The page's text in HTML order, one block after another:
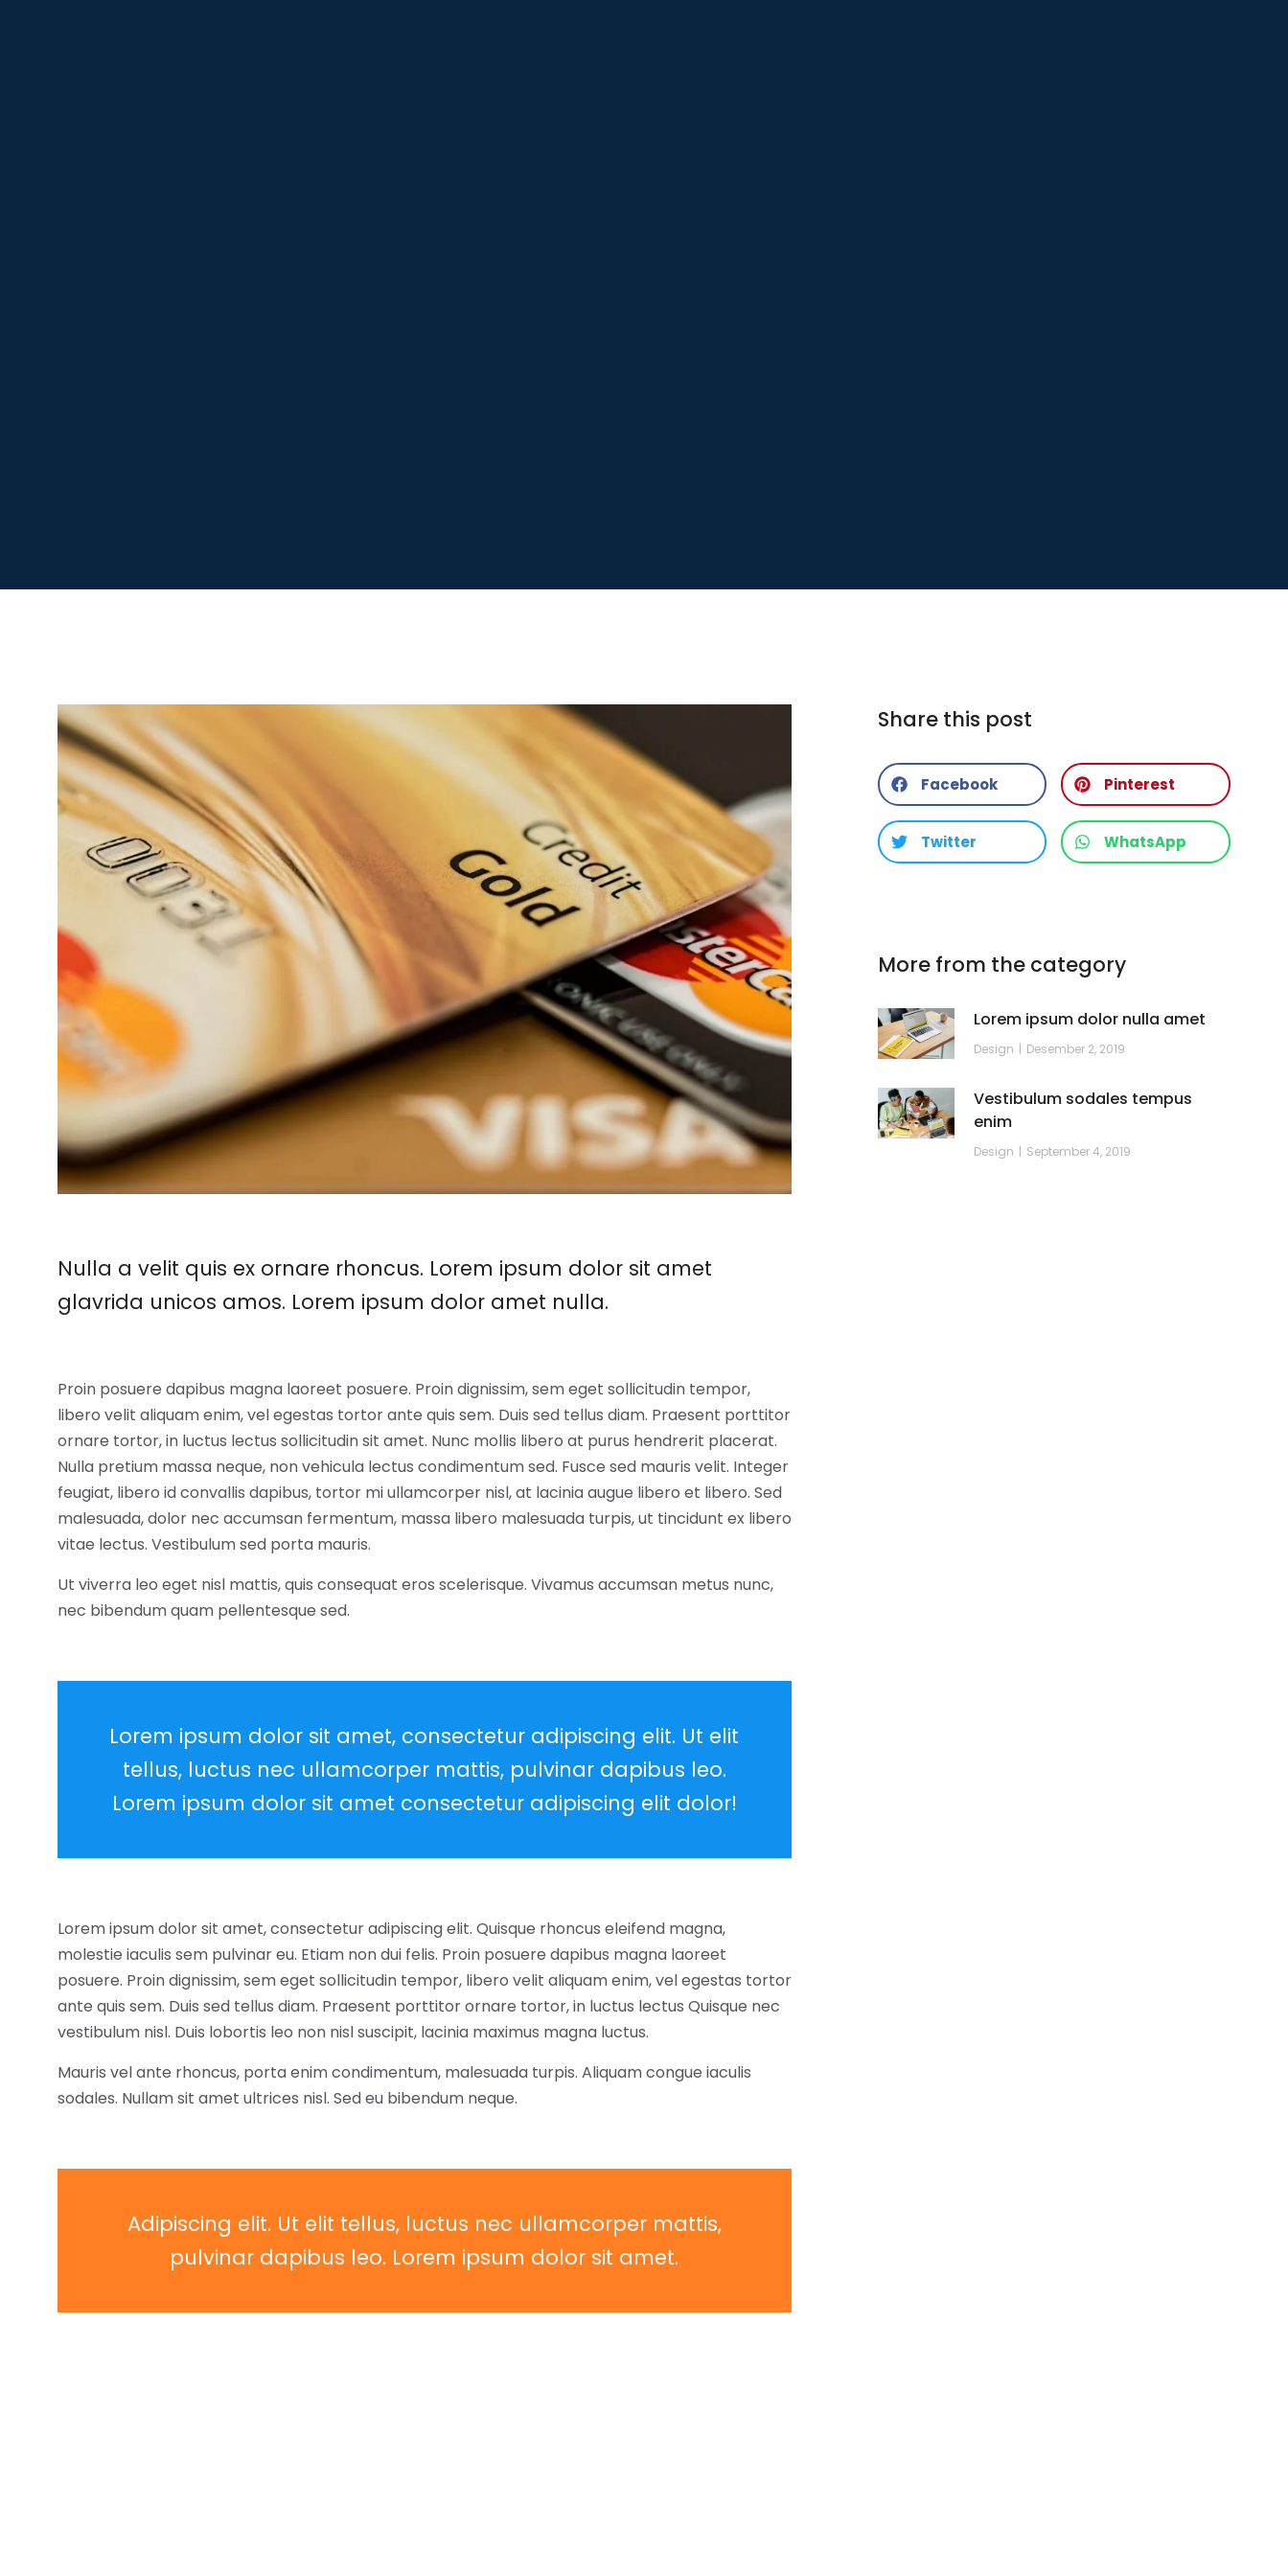
Nulla a velit quis ex ornare rhoncus. Lorem ipsum dolor sit amet
glavrida unicos amos. Lorem ipsum dolor amet nulla.
Proin posuere dapibus magna laoreet posuere. Proin dignissim, sem eget sollicitudin tempor,
libero velit aliquam enim, vel egestas tortor ante quis sem. Duis sed tellus diam. Praesent porttitor
ornare tortor, in luctus lectus sollicitudin sit amet. Nunc mollis libero at purus hendrerit placerat.
Nulla pretium massa neque, non vehicula lectus condimentum sed. Fusce sed mauris velit. Integer
feugiat, libero id convallis dapibus, tortor mi ullamcorper nisl, at lacinia augue libero et libero. Sed
malesuada, dolor nec accumsan fermentum, massa libero malesuada turpis, ut tincidunt ex libero
vitae lectus. Vestibulum sed porta mauris.
Ut viverra leo eget nisl mattis, quis consequat eros scelerisque. Vivamus accumsan metus nunc,
nec bibendum quam pellentesque sed.
Lorem ipsum dolor sit amet, consectetur adipiscing elit. Ut elit
tellus, luctus nec ullamcorper mattis, pulvinar dapibus leo.
Lorem ipsum dolor sit amet consectetur adipiscing elit dolor!
Lorem ipsum dolor sit amet, consectetur adipiscing elit. Quisque rhoncus eleifend magna,
molestie iaculis sem pulvinar eu. Etiam non dui felis. Proin posuere dapibus magna laoreet
posuere. Proin dignissim, sem eget sollicitudin tempor, libero velit aliquam enim, vel egestas tortor
ante quis sem. Duis sed tellus diam. Praesent porttitor ornare tortor, in luctus lectus Quisque nec
vestibulum nisl. Duis lobortis leo non nisl suscipit, lacinia maximus magna luctus.
Mauris vel ante rhoncus, porta enim condimentum, malesuada turpis. Aliquam congue iaculis
sodales. Nullam sit amet ultrices nisl. Sed eu bibendum neque.
Adipiscing elit. Ut elit tellus, luctus nec ullamcorper mattis,
pulvinar dapibus leo. Lorem ipsum dolor sit amet.
Share this post
Facebook Pinterest
Twitter WhatsApp
More from the category
Lorem ipsum dolor nulla amet
Design Desember 2, 2019
Vestibulum sodales tempus
enim
Design September 4, 2019